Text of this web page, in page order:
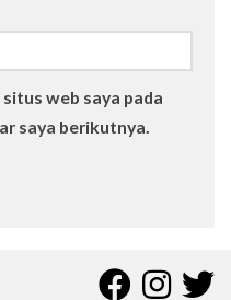
web saya pada
saya berikutnya.